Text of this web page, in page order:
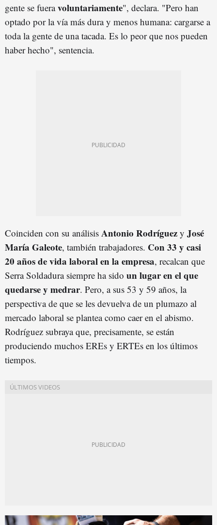
gente se fueravoluntariamente", declara. "Pero han
optado por la vía más dura y menos humana: cargarse a
toda la gente de una tacada. Es lo peor que nos pueden
haber hecho", sentencia.
Coinciden con su análisis Antonio Rodríguez y José
María Galeote, también trabajadores. Con 33 y casi
20 años de vida laboral en la empresa, recalcan que
Serra Soldadura siempre ha sido un lugar en el que
quedarse y medrar. Pero, a sus 53 y 59 años, la
perspectiva de que se les devuelva de un plumazo al
mercado laboral se plantea como caer en el abismo.
Rodríguez subraya que, precisamente, se están
produciendo muchos EREs y ERTEs en los últimos
tiempos.